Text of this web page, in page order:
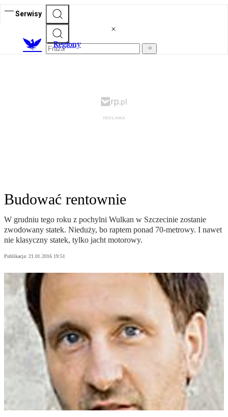
Serwisy
Regiony
Budować rentownie
W grudniu tego roku z pochylni Wulkan w Szczecinie zostanie
zwodowany statek. Nieduży, bo raptem ponad 70-metrowy. I nawet
nie klasyczny statek, tylko jacht motorowy.
Publikacja: 21.01.2016 19:51